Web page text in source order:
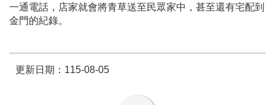
一通電話，店家就會將青草送至民眾家中，甚至還有宅配到
金門的紀錄。
更新日期：115-08-05